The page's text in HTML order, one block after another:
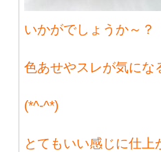
いかがでしょうか～？
色あせやスレが気にな
(*^-^*)
とてもいい感じに仕上